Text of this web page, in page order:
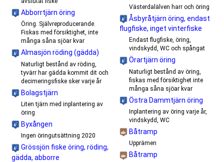
Abborrtjärn öring
Öring. Självreproducerande.
Fiskas med försiktighet, inte
många såna sjöar kvar
Almasjön röding (gädda)
Naturligt bestånd av röding,
tyvärr har gädda kommit dit och
decimeringsfiske sker varje år
Bolagstjärn
Liten tjärn med inplantering av
öring
Byxången
Ingen öringutsättning 2020
Grössjön fiske öring, röding,
gädda, abborre
Västerdalälven harr och öring
Åsbyråtjärn öring, endast
flugfiske, inget vinterfiske
Endast flugfiske, öring,
vindskydd, WC och spångat
Örartjärn öring
Naturligt bestånd av öring,
fiskas med försiktighet inte
många såna sjöar kvar
Östra Dammtjärn öring
Inplantering av öring varje år,
vindskydd, WC
Båtramp
Upprämen
Båtramp